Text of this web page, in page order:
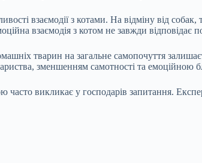
взаємодії з котами. На відміну від собак,
взаємодія з котом не завжди відповідає
тварин на загальне самопочуття
зменшенням самотності та емоційною
часто викликає у господарів запитання.